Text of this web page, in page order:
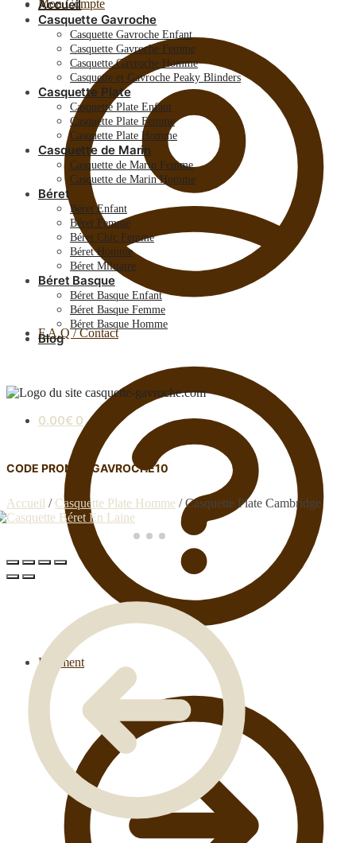
Mon Compte
F.A.Q / Contact
Paiement
Accueil
Casquette Gavroche
Casquette Gavroche Enfant
Casquette Gavroche Femme
Casquette Gavroche Homme
Casquette et Gavroche Peaky Blinders
Casquette Plate
Casquette Plate Enfant
Casquette Plate Femme
Casquette Plate Homme
Casquette de Marin
Casquette de Marin Femme
Casquette de Marin Homme
Béret
Béret Enfant
Béret Femme
Béret Chic Femme
Béret Homme
Béret Militaire
Béret Basque
Béret Basque Enfant
Béret Basque Femme
Béret Basque Homme
Blog
0.00€ 0
CODE PROMO : GAVROCHE10
Accueil / Casquette Plate Homme /Casquette Plate Cambridge